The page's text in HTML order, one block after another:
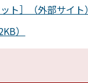
ト］（外部サイト）
）